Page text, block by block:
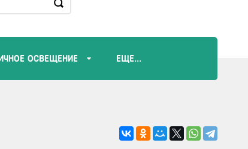
ОСВЕЩЕНИЕ ЕЩЕ...
СВЕТОДИОДНЫЕ ЛАМПЫ